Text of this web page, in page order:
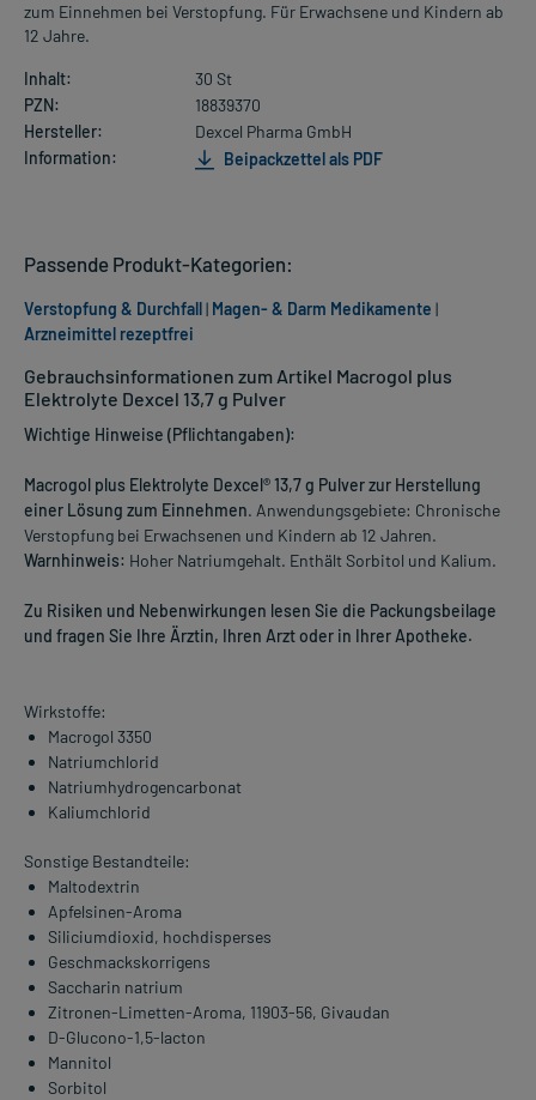
zum Einnehmen bei Verstopfung. Für Erwachsene und Kindern ab
12 Jahre.
Inhalt:
30 St
PZN:
18839370
Hersteller:
Dexcel Pharma GmbH
Information:
Beipackzettel als PDF
Gebrauchsinformationen zum Artikel Macrogol plus
Elektrolyte Dexcel 13,7 g Pulver
Wichtige Hinweise (Pflichtangaben):
Macrogol plus Elektrolyte Dexcel® 13,7 g Pulver zur Herstellung
einer Lösung zum Einnehmen. Anwendungsgebiete: Chronische
Verstopfung bei Erwachsenen und Kindern ab 12 Jahren.
Warnhinweis: Hoher Natriumgehalt. Enthält Sorbitol und Kalium.
Zu Risiken und Nebenwirkungen lesen Sie die Packungsbeilage
und fragen Sie Ihre Ärztin, Ihren Arzt oder in Ihrer Apotheke.
Wirkstoffe:
Macrogol 3350
Natriumchlorid
Natriumhydrogencarbonat
Kaliumchlorid
Sonstige Bestandteile:
Maltodextrin
Apfelsinen-Aroma
Siliciumdioxid, hochdisperses
Geschmackskorrigens
Saccharin natrium
Zitronen-Limetten-Aroma, 11903-56, Givaudan
D-Glucono-1,5-lacton
Mannitol
Sorbitol
Passende Produkt-Kategorien:
Verstopfung & Durchfall| Magen- & Darm Medikamente |
Arzneimittel rezeptfrei